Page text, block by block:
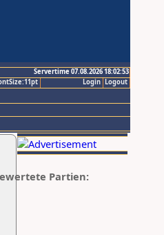
Servertime 07.08.2026 18:02:53
Logout
Login
Partien: